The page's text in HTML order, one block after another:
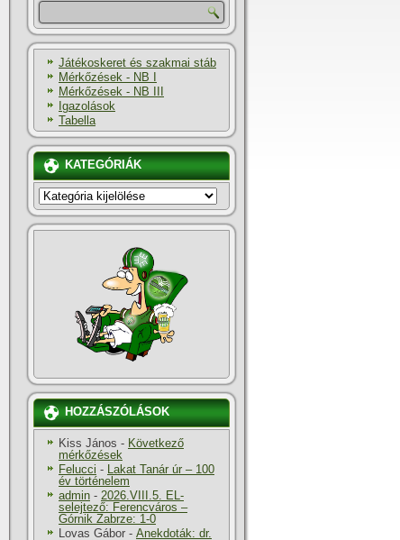
Játékoskeret és szakmai stáb
Mérkőzések - NB I
Mérkőzések - NB III
Igazolások
Tabella
KATEGÓRIÁK
KATEGÓRIÁK
HOZZÁSZÓLÁSOK
Kiss János - Következő
mérkőzések
Felucci - Lakat Tanár úr – 100
év történelem
admin - 2026.VIII.5. EL-
selejtező: Ferencváros –
Górnik Zabrze: 1-0
Lovas Gábor - Anekdoták: dr.